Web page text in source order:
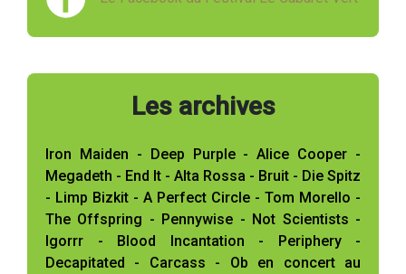
Les archives
Iron Maiden - Deep Purple - Alice Cooper -
Megadeth - End It - Alta Rossa - Bruit - Die Spitz
- Limp Bizkit - A Perfect Circle - Tom Morello -
The Offspring - Pennywise - Not Scientists -
Igorrr - Blood Incantation - Periphery -
Decapitated - Carcass - Ob en concert au